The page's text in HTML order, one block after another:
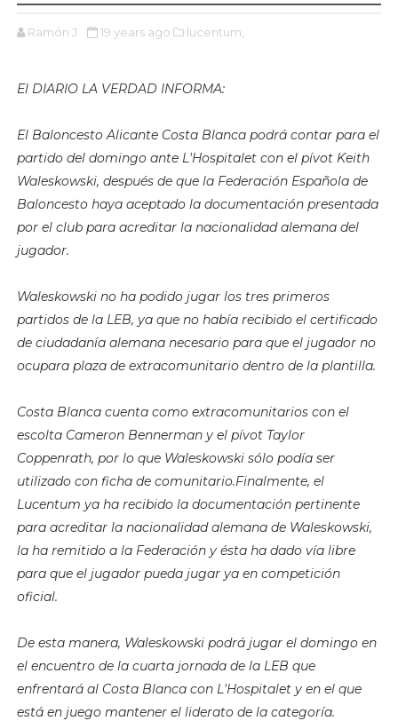
Ramón J. 19 years ago lucentum,
El DIARIO LA VERDAD INFORMA:
El Baloncesto Alicante Costa Blanca podrá contar para el
partido del domingo ante L'Hospitalet con el pívot Keith
Waleskowski, después de que la Federación Española de
Baloncesto haya aceptado la documentación presentada
por el club para acreditar la nacionalidad alemana del
jugador.
Waleskowski no ha podido jugar los tres primeros
partidos de la LEB, ya que no había recibido el certificado
de ciudadanía alemana necesario para que el jugador no
ocupara plaza de extracomunitario dentro de la plantilla.
Costa Blanca cuenta como extracomunitarios con el
escolta Cameron Bennerman y el pívot Taylor
Coppenrath, por lo que Waleskowski sólo podía ser
utilizado con ficha de comunitario.Finalmente, el
Lucentum ya ha recibido la documentación pertinente
para acreditar la nacionalidad alemana de Waleskowski,
la ha remitido a la Federación y ésta ha dado vía libre
para que el jugador pueda jugar ya en competición
oficial.
De esta manera, Waleskowski podrá jugar el domingo en
el encuentro de la cuarta jornada de la LEB que
enfrentará al Costa Blanca con L'Hospitalet y en el que
está en juego mantener el liderato de la categoría.